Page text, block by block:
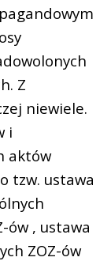
Z
niewiele.
i
aktów
tzw. ustawa
ów , ustawa
ZOZ-ów